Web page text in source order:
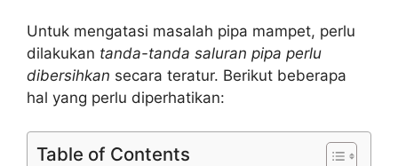
Untuk mengatasi masalah pipa mampet, perlu
dilakukan tanda-tanda saluran pipa perlu
dibersihkan secara teratur. Berikut beberapa
hal yang perlu diperhatikan:
Table of Contents